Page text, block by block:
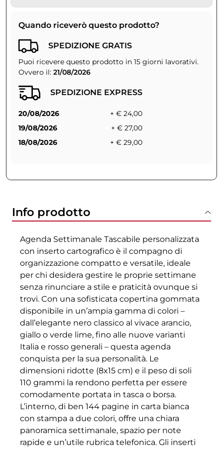
Quando riceverò questo prodotto?
SPEDIZIONE GRATIS
Puoi ricevere questo prodotto in 15 giorni lavorativi.
Ovvero il: 21/08/2026
SPEDIZIONE EXPRESS
20/08/2026
+ € 24,00
19/08/2026
+ € 27,00
18/08/2026
+ € 29,00
Info prodotto
Agenda Settimanale Tascabile personalizzata
con inserto cartografico è il compagno di
organizzazione compatto e versatile, ideale
per chi desidera gestire le proprie settimane
senza rinunciare a stile e praticità ovunque si
trovi. Con una sofisticata copertina gommata
disponibile in un’ampia gamma di colori –
dall’elegante nero classico al vivace arancio,
giallo o verde lime, fino alle nuove varianti
Italia e rosso generali – questa agenda
conquista per la sua personalità. Le
dimensioni ridotte (8x15 cm) e il peso di soli
110 grammi la rendono perfetta per essere
comodamente portata in tasca o borsa.
L’interno, di ben 144 pagine in carta bianca
con stampa a due colori, offre una chiara
panoramica settimanale, spazio per note
rapide e un’utile rubrica telefonica. Gli inserti